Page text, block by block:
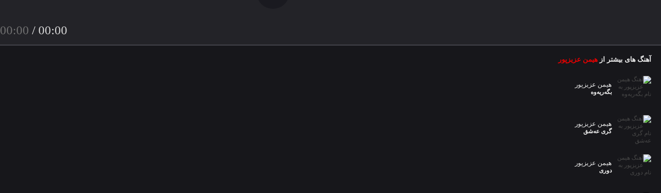
00:00 / 00:00
آهنگ های بیشتر از هیمن عزیزپور
هیمن عزیزپور
بگەریەوە
هیمن عزیزپور
گری عەشق
هیمن عزیزپور
دوری